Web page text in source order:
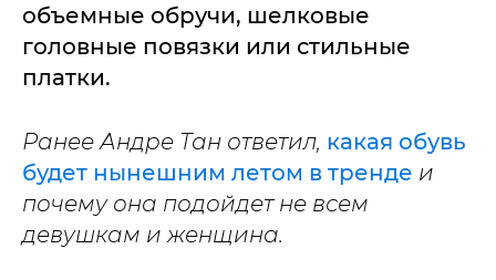
объемные обручи, шелковые
головные повязки или стильные
платки.
Ранее Андре Тан ответил, какая обувь
будет нынешним летом в тренде и
почему она подойдет не всем
девушкам и женщина.